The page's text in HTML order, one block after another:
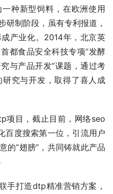
种新型饲料，在欧洲使用
研制阶段，虽有专利报道，
产业化。2014年，北京英
都食品安全科技专项“发酵
与产品开发”课题，通过考
究与开发，取得了喜人成
目，截止目前，网络seo
百度搜索第一位，引流用户
的“翅膀”，共同铸就此产品
打造dtp精准营销方案，